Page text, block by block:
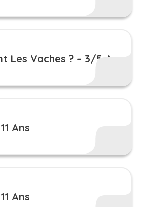
Les Vaches ? – 3/5 Ans
Ans
Ans